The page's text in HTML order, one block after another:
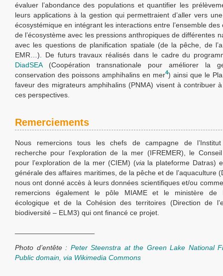
évaluer l’abondance des populations et quantifier les
leurs applications à la gestion qui permettraient d’aller vers
écosystémique en intégrant les interactions entre l’ensemble des
de l’écosystème avec les pressions anthropiques de différentes
avec les questions de planification spatiale (de la pêche, de
EMR…). De futurs travaux réalisés dans le cadre du
DiadSEA(Coopération transnationale pour améliorer la
conservation des poissons amphihalins en mer4) ainsi que le
faveur des migrateurs amphihalins (PNMA) visent à contribuer
ces perspectives.
Remerciements
Nous remercions tous les chefs de campagne de
recherche pour l’exploration de la mer (IFREMER), le
pour l’exploration de la mer (CIEM) (via la plateforme Datras)
générale des affaires maritimes, de la pêche et de l’aquaculture
nous ont donné accès à leurs données scientifiques et/ou
remercions également le pôle MIAME et le ministère de
écologique et de la Cohésion des territoires (Direction de
biodiversité – ELM3) qui ont financé ce projet.
Photo d’entête : Peter Steenstra at the Green Lake National
Public domain, via Wikimedia Commons